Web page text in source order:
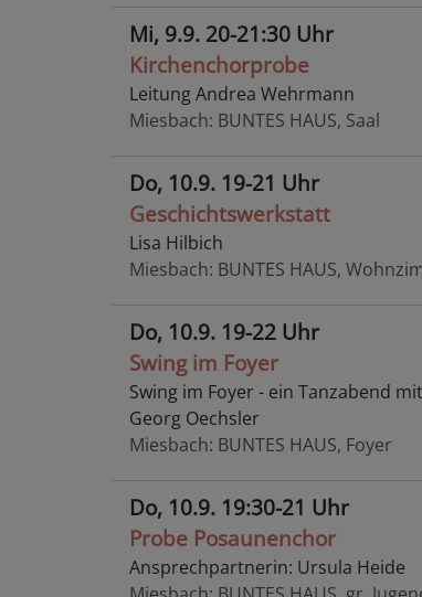
Mi, 9.9. 20-21:30 Uhr
Kirchenchorprobe
Leitung Andrea Wehrmann
Miesbach BUNTES HAUS, Saal
Do, 10.9. 19-21 Uhr
Geschichtswerkstatt
Lisa Hilbich
Miesbach BUNTES HAUS,
Do, 10.9. 19-22 Uhr
Swing im Foyer
Swing im Foyer - ein Tanzabend
Georg Oechsler
Miesbach BUNTES HAUS, Foyer
Do, 10.9. 19:30-21 Uhr
Probe Posaunenchor
Ansprechpartnerin: Ursula Heide